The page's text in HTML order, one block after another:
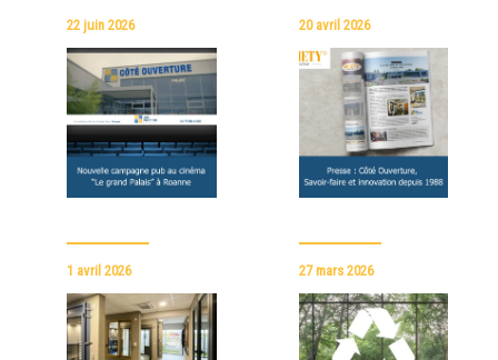
22 juin 2026 20 avril 2026
1 avril 2026 27 mars 2026